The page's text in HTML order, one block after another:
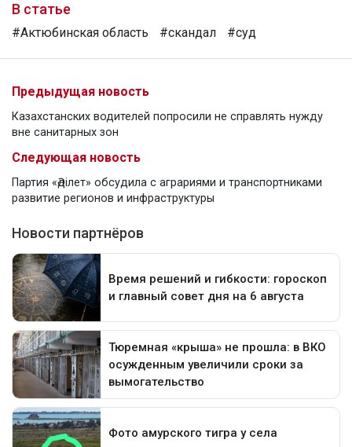
В статье
#Актюбинская область #скандал #суд
Предыдущая новость
Казахстанских водителей попросили не справлять нужду
вне санитарных зон
Следующая новость
Партия «Әділет» обсудила с аграриями и транспортниками
развитие регионов и инфраструктуры